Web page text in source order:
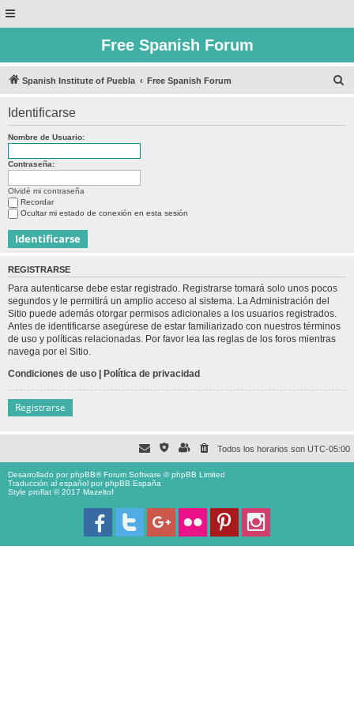
Free Spanish Forum
Spanish Institute of Puebla Free Spanish Forum
Identificarse
Nombre de Usuario:
Contraseña:
Olvidé mi contraseña
Recordar
Ocultar mi estado de conexión en esta sesión
REGISTRARSE
Para autenticarse debe estar registrado. Registrarse tomará solo unos pocos
segundos y le permitirá un amplio acceso al sistema. La Administración del
Sitio puede además otorgar permisos adicionales a los usuarios registrados.
Antes de identificarse asegúrese de estar familiarizado con nuestros términos
de uso y políticas relacionadas. Por favor lea las reglas de los foros mientras
navega por el Sitio.
Condiciones de uso | Política de privacidad
Registrarse
Todos los horarios son UTC-05:00
Desarrollado porphpBB® Forum Software © phpBB Limited
Traducción al español porphpBB España
Style proflat © 2017 Mazeltof